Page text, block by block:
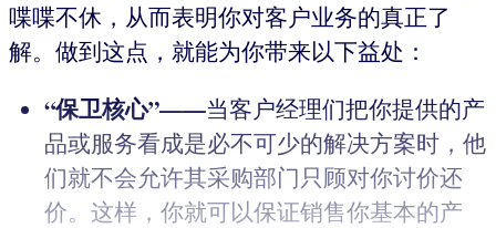
喋喋不休，从而表明你对客户业务的真正了
解。做到这点，就能为你带来以下益处：
“保卫核心”——当客户经理们把你提供的产
品或服务看成是必不可少的解决方案时，他
们就不会允许其采购部门只顾对你讨价还
价。这样，你就可以保证销售你基本的产